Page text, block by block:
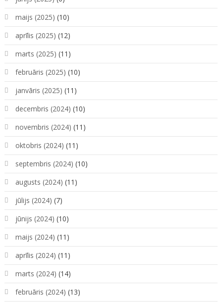
maijs (2025) (10)
aprīlis (2025) (12)
marts (2025) (11)
februāris (2025) (10)
janvāris (2025) (11)
decembris (2024) (10)
novembris (2024) (11)
oktobris (2024) (11)
septembris (2024) (10)
augusts (2024) (11)
jūlijs (2024) (7)
jūnijs (2024) (10)
maijs (2024) (11)
aprīlis (2024) (11)
marts (2024) (14)
februāris (2024) (13)